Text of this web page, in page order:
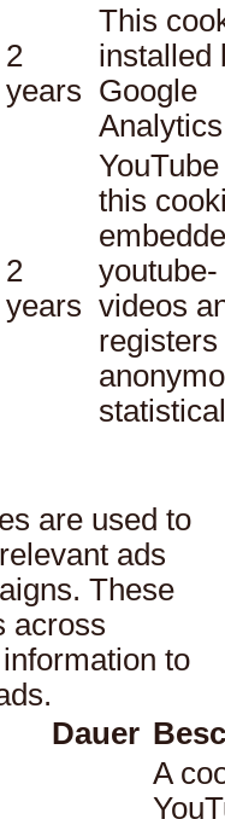
2
years
This
installed
Google
2
years
this
youtube-
videos
registers
are used to
ads
These
across
to
Dauer
A